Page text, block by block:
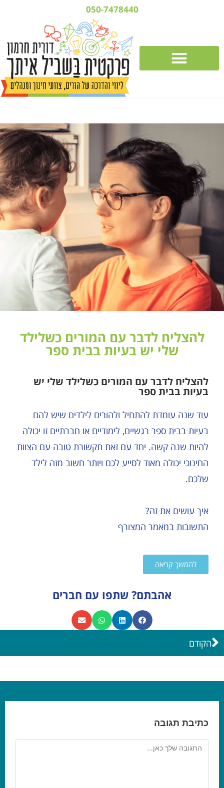
050-7478440
להצליח לדבר עם המורים כשלילד
שלי יש בעיות בבית ספר
להצליח לדבר עם המורים כשלילד שלי יש
בעיות בבית ספר
עוד שנה עומדת להתחיל ולהורים לילדים שיש להם
בעיות בבית ספר רגשיים, לימודיים או חברתיים זו יכולה
להיות שנה קשה. יחד עם זאת תקשורת טובה עם הצוות
החינוכי יכולה מאוד לסייע לכם ויותר חשוב מזה לילד
שלכם.
איך עושים את זה?
התשובות במאמר המצורף
להמשך קריאה
אהבתם? שתפו עם חברים
הקודם
כתיבת תגובה